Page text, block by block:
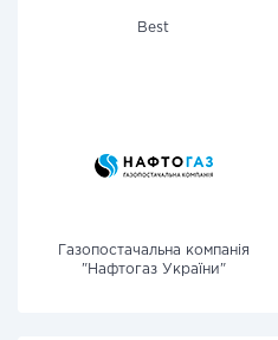
Best
Газопостачальна компанія
"Нафтогаз України"